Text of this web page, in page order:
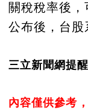
關稅稅率後
公布後，台股
三立新聞網提醒
內容僅供參考